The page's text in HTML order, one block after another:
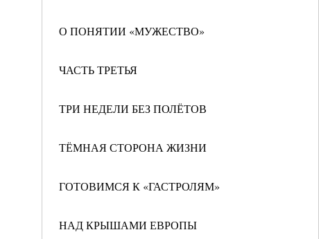
О ПОНЯТИИ «МУЖЕСТВО»
ЧАСТЬ ТРЕТЬЯ
ТРИ НЕДЕЛИ БЕЗ ПОЛЁТОВ
ТЁМНАЯ СТОРОНА ЖИЗНИ
ГОТОВИМСЯ К «ГАСТРОЛЯМ»
НАД КРЫШАМИ ЕВРОПЫ